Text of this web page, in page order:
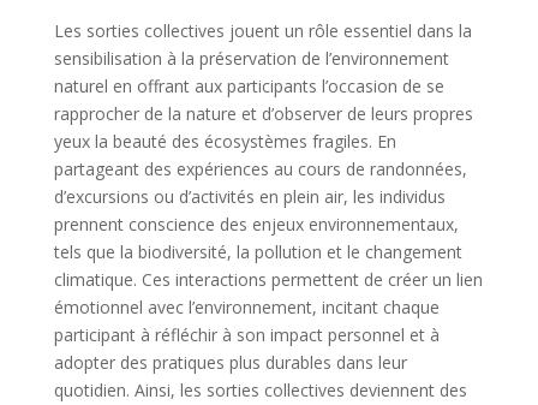
Les sorties collectives jouent un rôle essentiel dans la
sensibilisation à la préservation de l’environnement
naturel en offrant aux participants l’occasion de se
rapprocher de la nature et d’observer de leurs propres
yeux la beauté des écosystèmes fragiles. En
partageant des expériences au cours de randonnées,
d’excursions ou d’activités en plein air, les individus
prennent conscience des enjeux environnementaux,
tels que la biodiversité, la pollution et le changement
climatique. Ces interactions permettent de créer un lien
émotionnel avec l’environnement, incitant chaque
participant à réfléchir à son impact personnel et à
adopter des pratiques plus durables dans leur
quotidien. Ainsi, les sorties collectives deviennent des